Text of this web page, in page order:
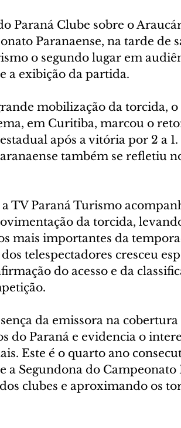
Paraná Clube sobre o
Paranaense, na tarde de
o segundo lugar em
a exibição da partida.
mobilização da torcida,
em Curitiba, marcou o
após a vitória por 2 a
também se refletiu
TV Paraná Turismo
da torcida,
mais importantes da
telespectadores cresceu
do acesso e da
da emissora na
do Paraná e evidencia o
Este é o quarto ano
Segundona do Campeonato
clubes e aproximando os